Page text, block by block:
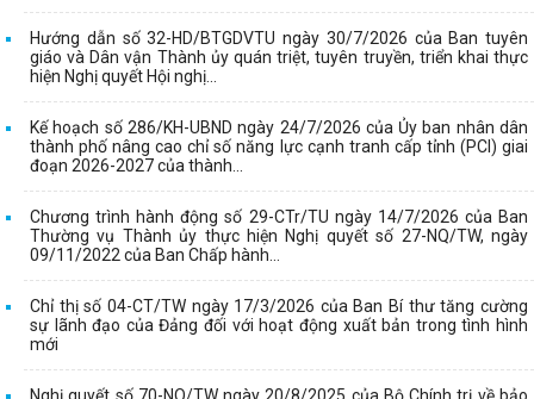
Hướng dẫn số 32-HD/BTGDVTU ngày 30/7/2026 của Ban tuyên
giáo và Dân vận Thành ủy quán triệt, tuyên truyền, triển khai thực
hiện Nghị quyết Hội nghị...
Kế hoạch số 286/KH-UBND ngày 24/7/2026 của Ủy ban nhân dân
thành phố nâng cao chỉ số năng lực cạnh tranh cấp tỉnh (PCI) giai
đoạn 2026-2027 của thành...
Chương trình hành động số 29-CTr/TU ngày 14/7/2026 của Ban
Thường vụ Thành ủy thực hiện Nghị quyết số 27-NQ/TW, ngày
09/11/2022 của Ban Chấp hành...
Chỉ thị số 04-CT/TW ngày 17/3/2026 của Ban Bí thư tăng cường
sự lãnh đạo của Đảng đối với hoạt động xuất bản trong tình hình
mới
Nghị quyết số 70-NQ/TW ngày 20/8/2025 của Bộ Chính trị về bảo